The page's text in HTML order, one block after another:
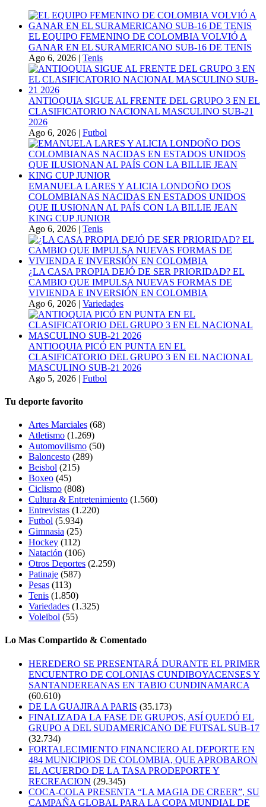
EL EQUIPO FEMENINO DE COLOMBIA VOLVIÓ A
GANAR EN EL SURAMERICANO SUB-16 DE TENIS
Ago 6, 2026 | Tenis
ANTIOQUIA SIGUE AL FRENTE DEL GRUPO 3 EN EL
CLASIFICATORIO NACIONAL MASCULINO SUB-21
2026
Ago 6, 2026 | Futbol
EMANUELA LARES Y ALICIA LONDOÑO DOS
COLOMBIANAS NACIDAS EN ESTADOS UNIDOS
QUE ILUSIONAN AL PAÍS CON LA BILLIE JEAN
KING CUP JUNIOR
Ago 6, 2026 | Tenis
¿LA CASA PROPIA DEJÓ DE SER PRIORIDAD? EL
CAMBIO QUE IMPULSA NUEVAS FORMAS DE
VIVIENDA E INVERSIÓN EN COLOMBIA
Ago 6, 2026 | Variedades
ANTIOQUIA PICÓ EN PUNTA EN EL
CLASIFICATORIO DEL GRUPO 3 EN EL NACIONAL
MASCULINO SUB-21 2026
Ago 5, 2026 | Futbol
Tu deporte favorito
Artes Marciales (68)
Atletismo (1.269)
Automovilismo (50)
Baloncesto (289)
Beisbol (215)
Boxeo (45)
Ciclismo (808)
Cultura & Entretenimiento (1.560)
Entrevistas (1.220)
Futbol (5.934)
Gimnasia (25)
Hockey (112)
Natación (106)
Otros Deportes (2.259)
Patinaje (587)
Pesas (113)
Tenis (1.850)
Variedades (1.325)
Voleibol (55)
Lo Mas Compartido & Comentado
HEREDERO SE PRESENTARÁ DURANTE EL PRIMER
ENCUENTRO DE COLONIAS CUNDIBOYACENSES Y
SANTANDEREANAS EN TABIO CUNDINAMARCA
(60.610)
DE LA GUAJIRA A PARIS (35.173)
FINALIZADA LA FASE DE GRUPOS, ASÍ QUEDÓ EL
GRUPO A DEL SUDAMERICANO DE FUTSAL SUB-17
(32.734)
FORTALECIMIENTO FINANCIERO AL DEPORTE EN
484 MUNICIPIOS DE COLOMBIA, QUE APROBARON
EL ACUERDO DE LA TASA PRODEPORTE Y
RECREACION (29.345)
COCA-COLA PRESENTA “LA MAGIA DE CREER”, SU
CAMPAÑA GLOBAL PARA LA COPA MUNDIAL DE